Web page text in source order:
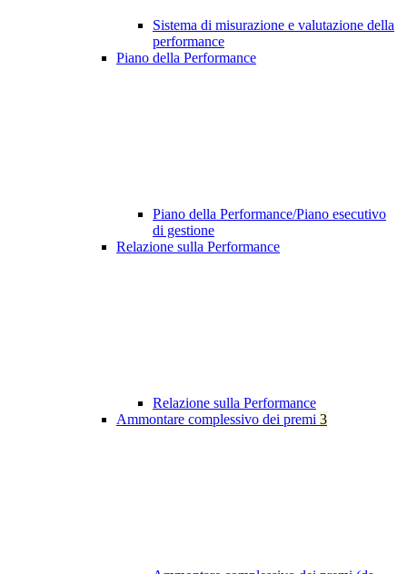
Sistema di misurazione e valutazione della
performance
Piano della Performance
Piano della Performance/Piano esecutivo
di gestione
Relazione sulla Performance
Relazione sulla Performance
Ammontare complessivo dei premi 3